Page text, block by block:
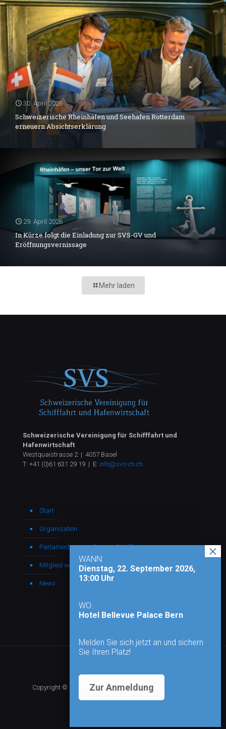
30. April 2026
Schweizerische Rheinhäfen und Seehafen Rotterdam
erneuern Absichtserklärung
29. April 2026
In Kürze folgt die Einladung zur SVS-GV und
Eröffnungsvernissage
Mehr laden
Schweizerische Vereinigung für Schifffahrt und
Hafenwirtschaft
Westquaistrasse 2 | 4057 Basel
T: +41 (0)61 631 29 19 | E: info@svs-ch.ch
Start
Organisation
Parlamentarische Gruppe Schifffahrt
Mitglied werden
News
Copyright © 2026 - Alle Rechte vorbehalten |
WANN:
Dienstag, 22. September 2026,
13:00 Uhr
WO:
Hotel Bellevue Palace Bern
Melden Sie sich jetzt an und sichern
Sie Ihren Platz!
Zur Anmeldung